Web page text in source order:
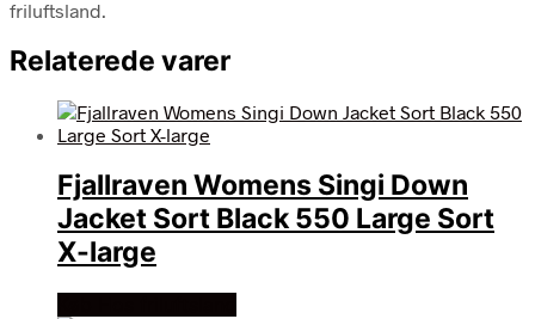
friluftsland.
Relaterede varer
Fjallraven Womens Singi Down
Jacket Sort Black 550 Large Sort
X-large